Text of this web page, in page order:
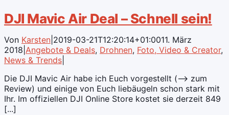
DJI Mavic Air Deal – Schnell sein!
Von Karsten 2019-03-21T12:20:14+01:0011. März
2018 Angebote & Deals, Drohnen, Foto, Video & Creator,
News & Trends
Die DJI Mavic Air habe ich Euch vorgestellt (--> zum
Review) und einige von Euch liebäugeln schon stark mit
Ihr. Im offiziellen DJI Online Store kostet sie derzeit 849
[...]